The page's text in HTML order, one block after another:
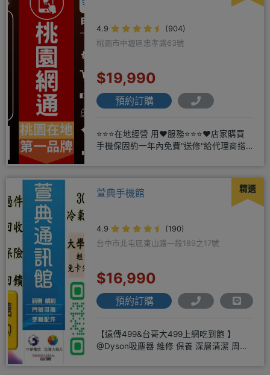
4.9
(904)
桃園市中壢區忠孝路63號
$19,990
預約訂購
⭐⭐⭐在地經營 用❤️服務⭐⭐⭐❤️店家購買
手機保固約一年內免費"送修"給代理商搭
精選
萱典手機館
4.9
(190)
台中市北屯區東山路一段189之17號
$16,990
預約訂購
【遠傳499&台哥大499上網吃到飽 】
@Dyson吸塵器 維修 保養 深層清潔 周邊